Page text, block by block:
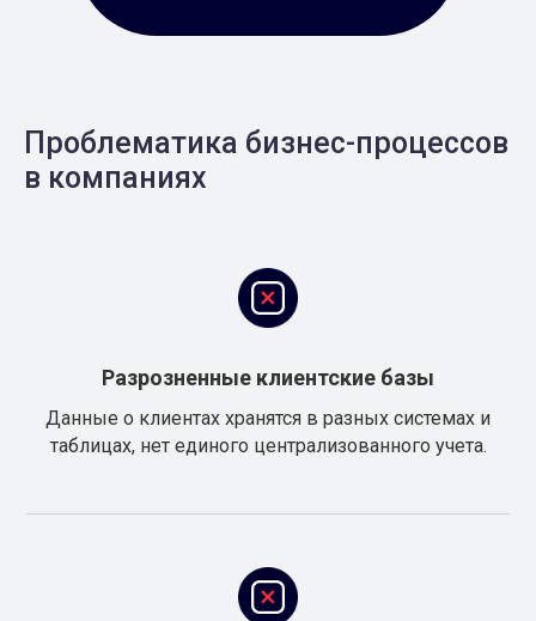
Проблематика бизнес-процессов
в компаниях
Разрозненные клиентские базы
Данные о клиентах хранятся в разных системах и
таблицах, нет единого централизованного учета.